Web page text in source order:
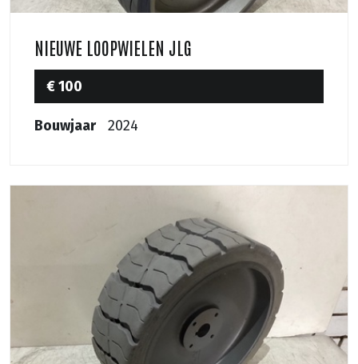
NIEUWE LOOPWIELEN JLG
€ 100
Bouwjaar 2024